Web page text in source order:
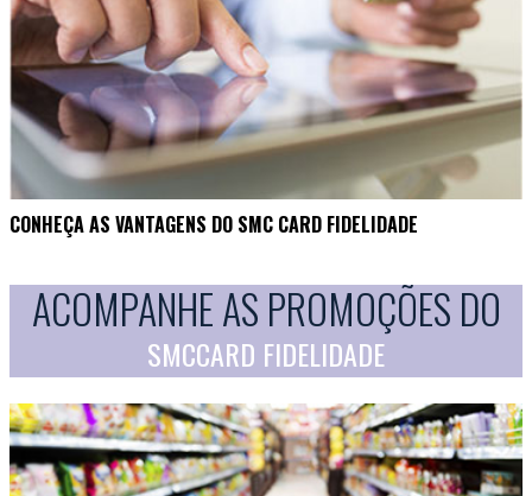
CONHEÇA AS VANTAGENS DO SMC CARD FIDELIDADE
ACOMPANHE AS PROMOÇÕES DO
SMCCARD FIDELIDADE